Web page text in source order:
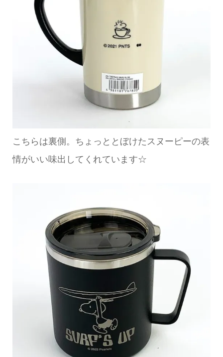
こちらは裏側。ちょっととぼけたスヌーピーの表
情がいい味出してくれています☆